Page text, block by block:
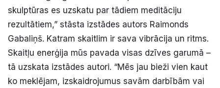
E-avīze
skulptūras es uzskatu par tādiem meditāciju
rezultātiem,” stāsta izstādes autors Raimonds
Gabaliņš. Katram skaitlim ir sava vibrācija un ritms.
Skaitļu enerģija mūs pavada visas dzīves garumā –
tā uzskata izstādes autori. “Mēs jau bieži vien kaut
ko meklējam, izskaidrojumus savām darbībām vai